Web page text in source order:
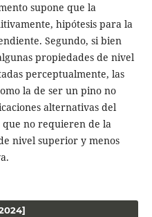
supone que la
hipótesis para la
Segundo, si bien
propiedades de nivel
perceptualmente, las
la de ser un pino no
alternativas del
que no requieren de la
nivel superior y menos